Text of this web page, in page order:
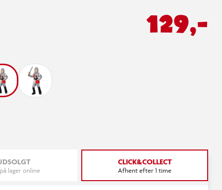
129,-
lager online
CLICK&COLLECT
Afhent efter 1 time